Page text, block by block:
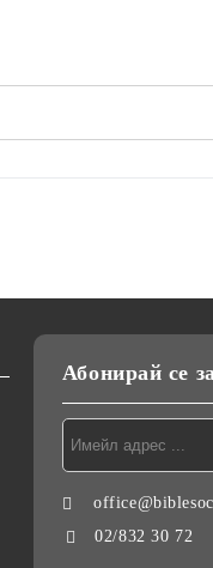
Абонирай се
02/832 30 72